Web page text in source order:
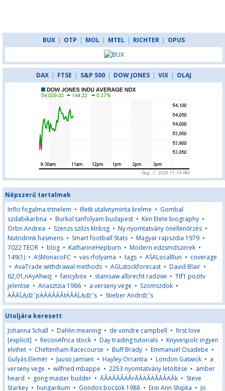
BUX | OTP | MOL | MTEL | RICHTER | OPUS
DAX | FTSE | S&P 500 | DOW JONES | VIX | OLAJ
Népszerű tartalmak
Inflci fogalma trtnelem • Illetk utalvnyminta krelme • Gombal
szdabikarbna • Burkol tanfolyam budapest • Ken Etete biography •
Orbn Andrea • Szenzs szilzs klnbsg • Ny nyomtatvány önellenőrzés •
Nutridrink hasmens • Smart football Stats • Magyar rapszdia 1979 •
7022 TEOR • blog • KatharineHepburn • Modern edzsmdszerek •
149(1) • ASMonacoFC • vas rfolyama • tags • ASALocalRun • coverage
• AvaTrade withdrawal methods • AGLstockforecast • David Blair •
62,01,nAyAhwzj •fancybox • stanisaw albrecht radziwi • Ttf1 pozitv
jelentse • Anasztzia 1986 • a verseny vege • Szomszdok •
ÄÂĂĹĄďż˝pÄÂÄÂĂÂ­tÄÂĂĹĄďż˝s • Stieber Andrďż˝s
Utoljára keresett
Johanna Schall • Dahlin meaning • de vondre campbell • first love
[explicit] • ReconAfrica stock • Day trading tutorials • Knyvespolc ingyen
elvihet • Cheltenham Racecourse • Buff Brady • Emmanuel Osadebe •
Gulyás Elemér • Juuso jamsen • Hayley Orrantia • London Gatwick • a
verseny vege • wilfried mbappe • 2253 nyomtatvány letöltése • amber
heard • gong master builder • ĂÂÄÂĂÂÄÂrĂÂÄÂÄÂĂÂÄÂk • Steve
Starkey • hungarikum • Gondos bocsok 1988 • Erin Ann Shipka • Jo